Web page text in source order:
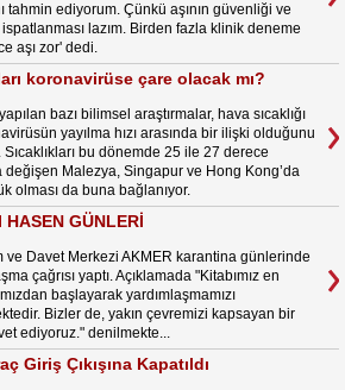
tahmin ediyorum. Çünkü aşının güvenliği ve
lazım. Birden fazla klinik deneme
aşı zor' dedi.
koronavirüse çare olacak mı?
bazı bilimsel araştırmalar, hava sıcaklığı
yayılma hızı arasında bir ilişki olduğunu
bu dönemde 25 ile 27 derece
değişen Malezya, Singapur ve Hong Kong’da
olması da buna bağlanıyor.
HASEN GÜNLERİ
ve Davet Merkezi AKMER karantina günlerinde
çağrısı yaptı. Açıklamada "Kitabımız en
başlayarak yardımlaşmamızı
Bizler de, yakın çevremizi kapsayan bir
ediyoruz." denilmekte...
Giriş Çıkışına Kapatıldı